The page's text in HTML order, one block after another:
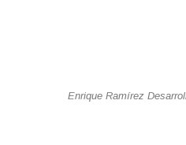
Enrique Ramírez